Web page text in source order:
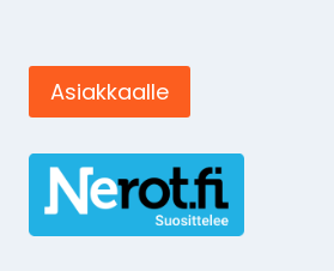
Asiakkaalle